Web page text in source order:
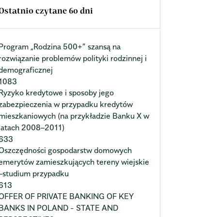
czytane 60 dni
„Rodzina 500+” szansą na
problemów polityki rodzinnej i
kredytowe i sposoby jego
w przypadku kredytów
(na przykładzie Banku X w
2008–2011)
gospodarstw domowych
zamieszkujących tereny wiejskie
przypadku
OF PRIVATE BANKING OF KEY
IN POLAND - STATE AND